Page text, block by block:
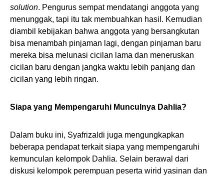
solution. Pengurus sempat mendatangi anggota yang
menunggak, tapi itu tak membuahkan hasil. Kemudian
diambil kebijakan bahwa anggota yang bersangkutan
bisa menambah pinjaman lagi, dengan pinjaman baru
mereka bisa melunasi cicilan lama dan meneruskan
cicilan baru dengan jangka waktu lebih panjang dan
cicilan yang lebih ringan.
Siapa yang Mempengaruhi Munculnya Dahlia?
Dalam buku ini, Syafrizaldi juga mengungkapkan
beberapa pendapat terkait siapa yang mempengaruhi
kemunculan kelompok Dahlia. Selain berawal dari
diskusi kelompok perempuan peserta wirid yasinan dan